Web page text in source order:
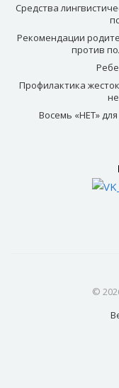
Средства
Рекомендации
против
Профилактика
Восемь «НЕТ»
©